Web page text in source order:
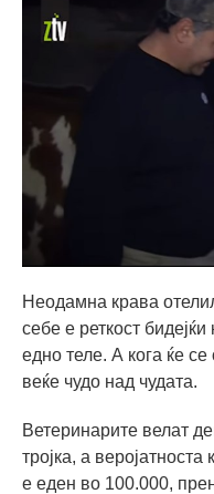
Неодамна крава
себе е реткост
едно теле. А кога ќе
веќе чудо над чудата.
Ветеринарите велат
тројка, а
е еден во 100.000,